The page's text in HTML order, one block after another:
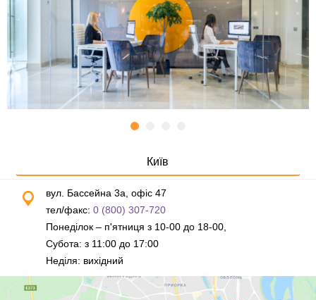
Київ
вул. Бассейна 3а, офіс 47
тел/факс: 0 (800) 307-720
Понеділок – п'ятниця з 10-00 до 18-00,
Субота: з 11:00 до 17:00
Неділя: вихідний